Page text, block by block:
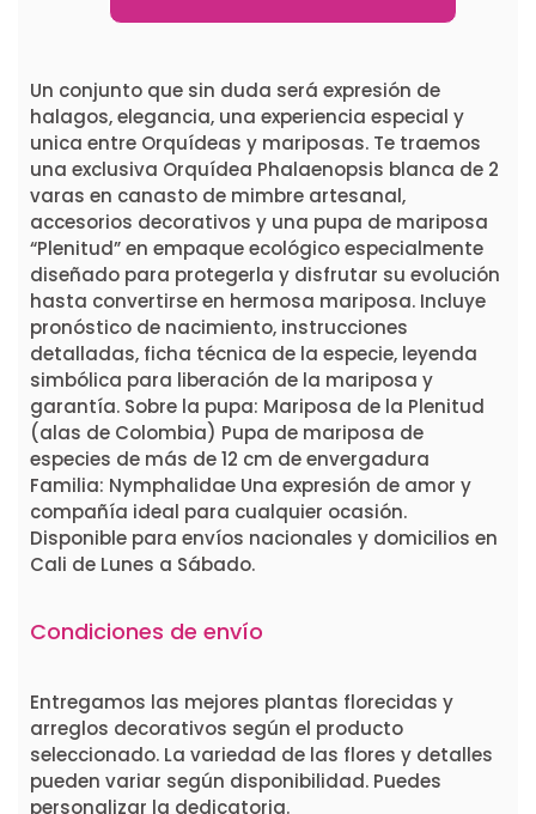
Un conjunto que sin duda será expresión de
halagos, elegancia, una experiencia especial y
unica entre Orquídeas y mariposas. Te traemos
una exclusiva Orquídea Phalaenopsis blanca de 2
varas en canasto de mimbre artesanal,
accesorios decorativos y una pupa de mariposa
“Plenitud” en empaque ecológico especialmente
diseñado para protegerla y disfrutar su evolución
hasta convertirse en hermosa mariposa. Incluye
pronóstico de nacimiento, instrucciones
detalladas, ficha técnica de la especie, leyenda
simbólica para liberación de la mariposa y
garantía. Sobre la pupa: Mariposa de la Plenitud
(alas de Colombia) Pupa de mariposa de
especies de más de 12 cm de envergadura
Familia: Nymphalidae Una expresión de amor y
compañía ideal para cualquier ocasión.
Disponible para envíos nacionales y domicilios en
Cali de Lunes a Sábado.
Condiciones de envío
Entregamos las mejores plantas florecidas y
arreglos decorativos según el producto
seleccionado. La variedad de las flores y detalles
pueden variar según disponibilidad. Puedes
personalizar la dedicatoria.